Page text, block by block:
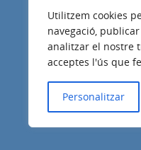
Utilitzem cookies
navegació,
analitzar el nostre
acceptes l'ús que
Personalitzar
Avís legal